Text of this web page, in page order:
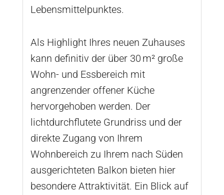
Lebensmittelpunktes.
Als Highlight Ihres neuen Zuhauses
kann definitiv der über 30 m² große
Wohn- und Essbereich mit
angrenzender offener Küche
hervorgehoben werden. Der
lichtdurchflutete Grundriss und der
direkte Zugang von Ihrem
Wohnbereich zu Ihrem nach Süden
ausgerichteten Balkon bieten hier
besondere Attraktivität. Ein Blick auf